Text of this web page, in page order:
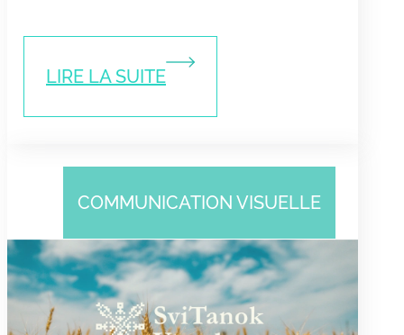
LIRE LA SUITE
COMMUNICATION VISUELLE